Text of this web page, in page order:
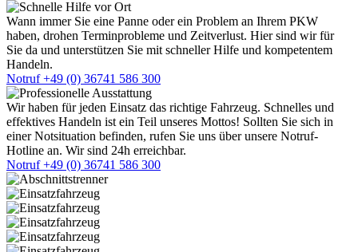
Wann immer Sie eine Panne oder ein Problem an Ihrem PKW
haben, drohen Terminprobleme und Zeitverlust. Hier sind wir für
Sie da und unterstützen Sie mit schneller Hilfe und kompetentem
Handeln.
Notruf +49 (0) 36741 586 300
Wir haben für jeden Einsatz das richtige Fahrzeug. Schnelles und
effektives Handeln ist ein Teil unseres Mottos! Sollten Sie sich in
einer Notsituation befinden, rufen Sie uns über unsere Notruf-
Hotline an. Wir sind 24h erreichbar.
Notruf +49 (0) 36741 586 300